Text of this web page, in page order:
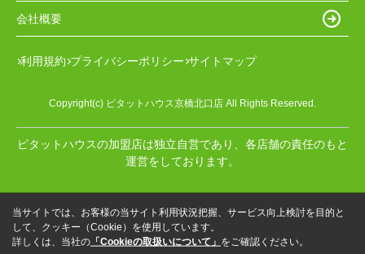
会社概要
利用規約 プライバシーポリシー サイトマップ
Copyright(c) ピタットハウス京橋北口店 All Rights Reserved.
ピタットハウスの加盟店は独立自営であり、各店舗の責任のもと
運営をしております。
当サイトでは、お客様の当サイト利用状況把握、サービス向上検討を目的と
して、クッキー（Cookie）を使用しています。
詳しくは、当社の 「Cookieの取扱いについて」 をご確認ください。